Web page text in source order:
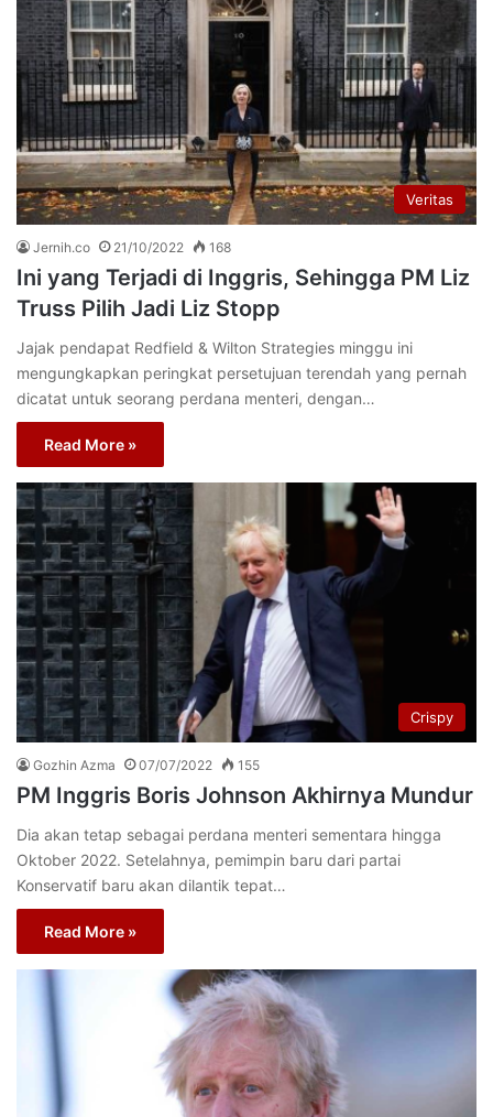
Veritas
Jernih.co 21/10/2022 168
Ini yang Terjadi di Inggris, Sehingga PM Liz
Truss Pilih Jadi Liz Stopp
Jajak pendapat Redfield & Wilton Strategies minggu ini
mengungkapkan peringkat persetujuan terendah yang pernah
dicatat untuk seorang perdana menteri, dengan…
Read More »
Crispy
Gozhin Azma 07/07/2022 155
PM Inggris Boris Johnson Akhirnya Mundur
Dia akan tetap sebagai perdana menteri sementara hingga
Oktober 2022. Setelahnya, pemimpin baru dari partai
Konservatif baru akan dilantik tepat…
Read More »